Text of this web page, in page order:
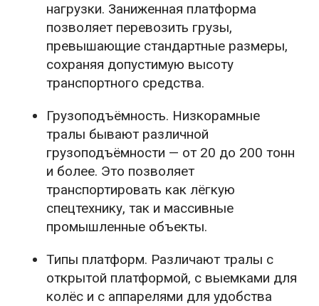
нагрузки. Заниженная платформа
позволяет перевозить грузы,
превышающие стандартные размеры,
сохраняя допустимую высоту
транспортного средства.
Грузоподъёмность. Низкорамные
тралы бывают различной
грузоподъёмности — от 20 до 200 тонн
и более. Это позволяет
транспортировать как лёгкую
спецтехнику, так и массивные
промышленные объекты.
Типы платформ. Различают тралы с
открытой платформой, с выемками для
колёс и с аппарелями для удобства